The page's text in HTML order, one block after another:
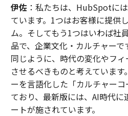
伊佐：私たちは、HubSpotに
ています。1つはお客様に提供
ム。そしてもう1つはいわば社
品で、企業文化・カルチャーで
同じように、時代の変化やフ
させるべきものと考えていま
ーを言語化した「カルチャー
ており、最新版には、AI時代
ートが施されています。